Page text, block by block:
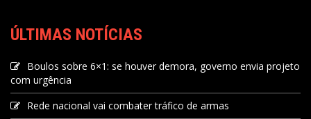
ÚLTIMAS NOTÍCIAS
Boulos sobre 6×1: se houver demora, governo envia projeto
com urgência
Rede nacional vai combater tráfico de armas